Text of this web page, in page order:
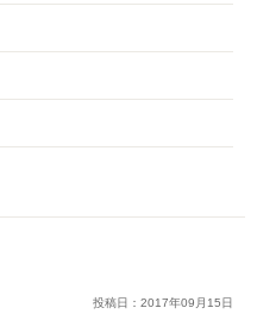
投稿日： 2017年09 月 15日